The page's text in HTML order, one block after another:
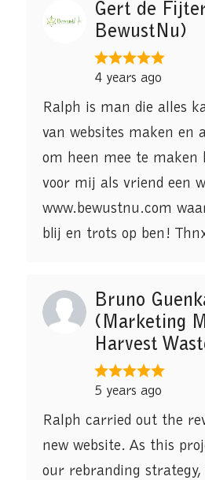
Gert de
BewustNu)
4 years ago
Ralph is man die alles
van websites maken en
om heen mee te
voor mij als vriend een
www.bewustnu.com
blij en trots op ben!
Bruno
(Marketing
Harvest
5 years ago
Ralph carried out the
new website. As this
our rebranding